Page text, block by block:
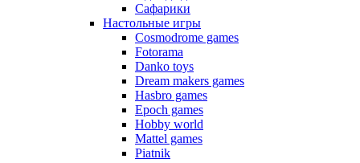
Сафарики
Настольные игры
Cosmodrome games
Fotorama
Danko toys
Dream makers games
Hasbro games
Epoch games
Hobby world
Mattel games
Piatnik